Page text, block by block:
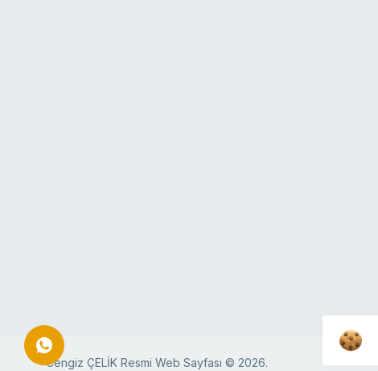
Cengiz ÇELİK Resmi Web Sayfası © 2026.